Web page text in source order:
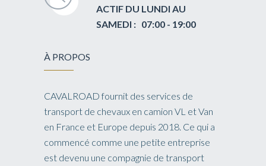
ACTIF DU LUNDI AU
SAMEDI : 07:00 - 19:00
À PROPOS
CAVALROAD fournit des services de
transport de chevaux en camion VL et Van
en France et Europe depuis 2018. Ce qui a
commencé comme une petite entreprise
est devenu une compagnie de transport